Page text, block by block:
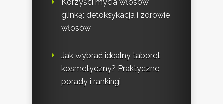
Korzyści mycia włosów
glinką: detoksykacja i zdrowie
włosów
Jak wybrać idealny taboret
kosmetyczny? Praktyczne
porady i rankingi